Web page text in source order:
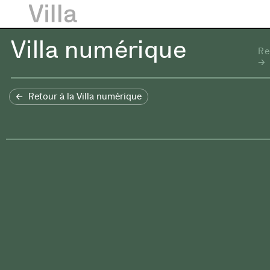
Villa numérique
Retour à la Villa numérique